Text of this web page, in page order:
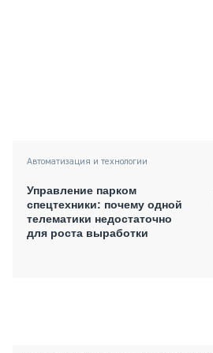
Автоматизация и технологии
Управление парком
спецтехники: почему одной
телематики недостаточно
для роста выработки